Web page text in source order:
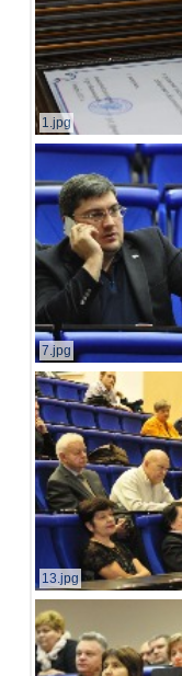
1.jpg
7.jpg
13.jpg